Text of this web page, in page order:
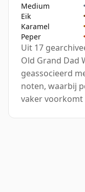
Medium
Eik
Karamel
Peper
Uit 17
Old Grand Dad
geassocieerd
noten, waarbij
vaker voorkomt